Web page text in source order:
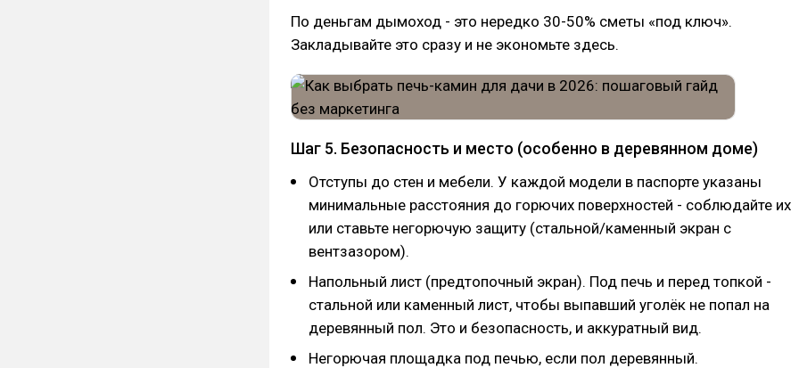
По деньгам дымоход - это нередко 30-50% сметы «под ключ».
Закладывайте это сразу и не экономьте здесь.
Шаг 5. Безопасность и место (особенно в деревянном доме)
Отступы до стен и мебели. У каждой модели в паспорте указаны
минимальные расстояния до горючих поверхностей - соблюдайте их
или ставьте негорючую защиту (стальной/каменный экран с
вентзазором).
Напольный лист (предтопочный экран). Под печь и перед топкой -
стальной или каменный лист, чтобы выпавший уголёк не попал на
деревянный пол. Это и безопасность, и аккуратный вид.
Негорючая площадка под печью, если пол деревянный.